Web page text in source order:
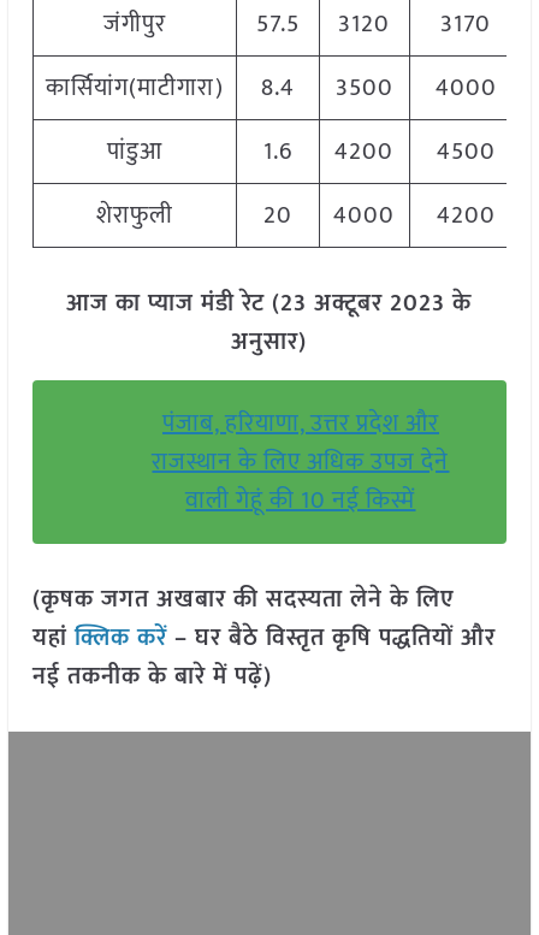
जंगीपुर 57.5 3120
3170
कार्सियांग(माटीगारा)
8.4 3500 4000
पांडुआ
1.6 4200 4500
शेराफुली
20 4000 4200
आज का प्याज मंडी रेट (23 अक्टूबर 2023 के
अनुसार)
पंजाब, हरियाणा, उत्तर प्रदेश और
राजस्थान के लिए अधिक उपज देने
वाली गेहूं की 10 नई किस्में
(कृषक जगत अखबार की सदस्यता लेने के लिए
यहांक्लिक करें– घर बैठे विस्तृत कृषि पद्धतियों और
नई तकनीक के बारे में पढ़ें)